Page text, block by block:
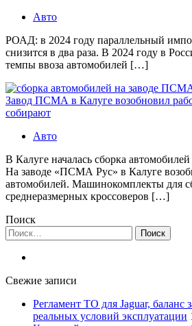
Авто
РОАД: в 2024 году параллельный
снизится в два раза. В 2024 году в
темпы ввоза автомобилей […]
Завод ПСМА в Калуге возобновил
собирают
Авто
В Калуге началась сборка
На заводе «ПСМА Рус» в Калуге
автомобилей. Машинокомплекты для
среднеразмерных кроссоверов […]
Поиск
Найти:
Свежие записи
Регламент ТО для Jaguar, баланс
реальных условий эксплуатации